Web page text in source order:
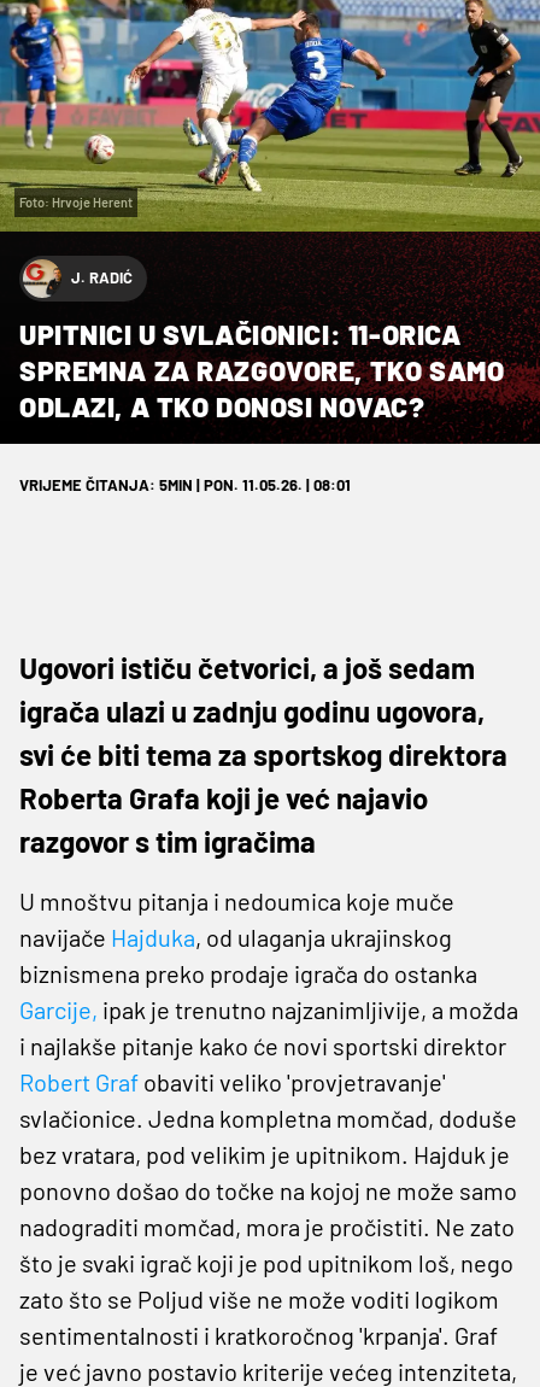
Foto: Hrvoje Herent
J. RADIĆ
UPITNICI U SVLAČIONICI: 11-ORICA
SPREMNA ZA RAZGOVORE, TKO SAMO
ODLAZI, A TKO DONOSI NOVAC?
VRIJEME ČITANJA: 5MIN | PON. 11.05.26. | 08:01
Ugovori ističu četvorici, a još sedam
igrača ulazi u zadnju godinu ugovora,
svi će biti tema za sportskog direktora
Roberta Grafa koji je već najavio
razgovor s tim igračima
U mnoštvu pitanja i nedoumica koje muče
navijače Hajduka, od ulaganja ukrajinskog
biznismena preko prodaje igrača do ostanka
Garcije, ipak je trenutno najzanimljivije, a možda
i najlakše pitanje kako će novi sportski direktor
Robert Graf obaviti veliko 'provjetravanje'
svlačionice. Jedna kompletna momčad, doduše
bez vratara, pod velikim je upitnikom. Hajduk je
ponovno došao do točke na kojoj ne može samo
nadograditi momčad, mora je pročistiti. Ne zato
što je svaki igrač koji je pod upitnikom loš, nego
zato što se Poljud više ne može voditi logikom
sentimentalnosti i kratkoročnog 'krpanja'. Graf
je već javno postavio kriterije većeg intenziteta,